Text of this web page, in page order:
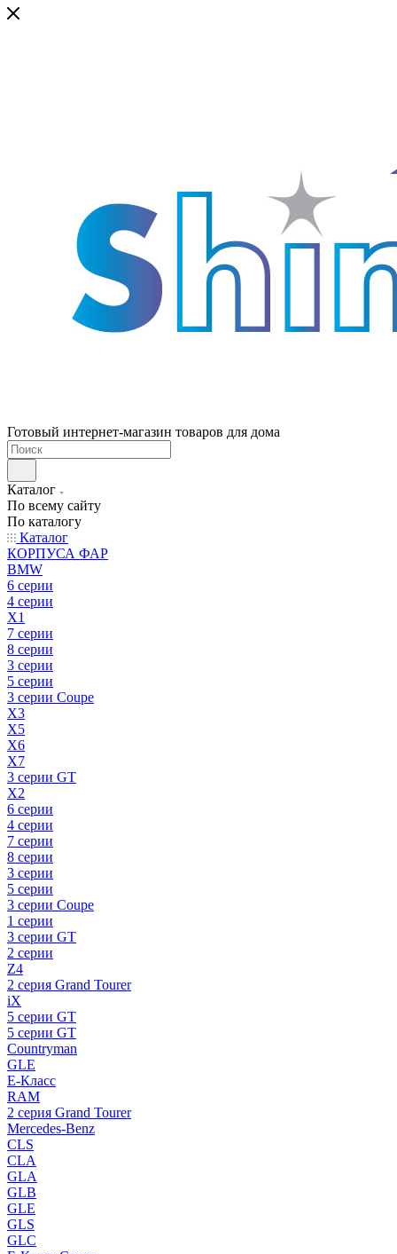
Готовый интернет-магазин товаров для дома
Каталог
По всему сайту
По каталогу
Каталог
КОРПУСА ФАР
BMW
6 серии
4 серии
X1
7 серии
8 серии
3 серии
5 серии
3 серии Coupe
X3
X5
X6
X7
3 серии GT
X2
6 серии
4 серии
7 серии
8 серии
3 серии
5 серии
3 серии Coupe
1 серии
3 серии GT
2 серии
Z4
2 серия Grand Tourer
iX
5 серии GT
5 серии GT
Countryman
GLE
E-Класс
RAM
2 серия Grand Tourer
Mercedes-Benz
CLS
CLA
GLA
GLB
GLE
GLS
GLC